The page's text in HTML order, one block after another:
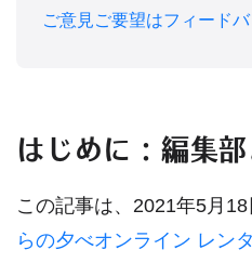
ご意見ご要望はフィード
はじめに：編集部
この記事は、2021年5月
らの夕べオンライン レン